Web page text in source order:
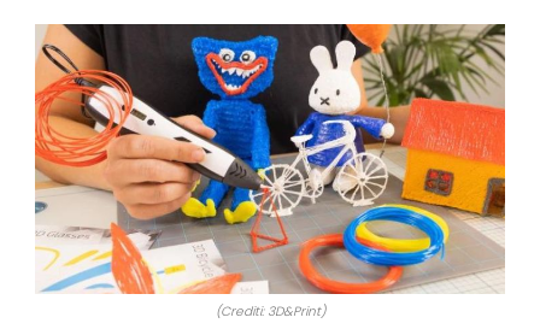
(Crediti: 3D&Print)